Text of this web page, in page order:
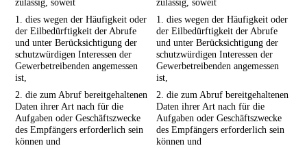
zulässig, soweit
zulässig, soweit
1. dies wegen der Häufigkeit oder
der Eilbedürftigkeit der Abrufe
und unter Berücksichtigung der
schutzwürdigen Interessen der
Gewerbetreibenden angemessen
ist,
1. dies wegen der Häufigkeit oder
der Eilbedürftigkeit der Abrufe
und unter Berücksichtigung der
schutzwürdigen Interessen der
Gewerbetreibenden angemessen
ist,
2. die zum Abruf bereitgehaltenen
Daten ihrer Art nach für die
Aufgaben oder Geschäftszwecke
des Empfängers erforderlich sein
können und
2. die zum Abruf bereitgehaltenen
Daten ihrer Art nach für die
Aufgaben oder Geschäftszwecke
des Empfängers erforderlich sein
können und